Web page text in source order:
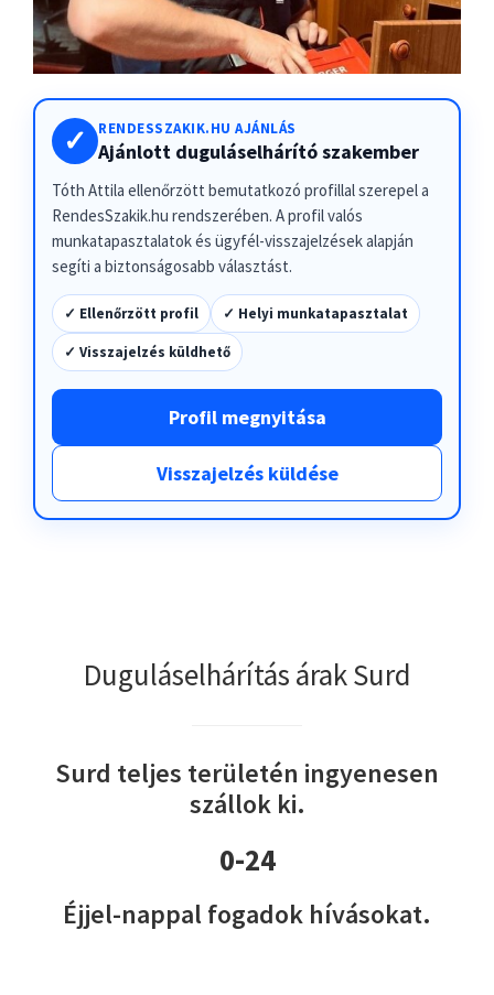
✓ RENDESSZAKIK.HU AJÁNLÁS
Ajánlott duguláselhárító szakember
Tóth Attila ellenőrzött bemutatkozó profillal szerepel a
RendesSzakik.hu rendszerében. A profil valós
munkatapasztalatok és ügyfél-visszajelzések alapján
segíti a biztonságosabb választást.
✓ Ellenőrzött profil ✓ Helyi munkatapasztalat
✓ Visszajelzés küldhető
Profil megnyitása
Visszajelzés küldése
Duguláselhárítás árak Surd
Surd teljes területén ingyenesen
szállok ki.
0-24
Éjjel-nappal fogadok hívásokat.